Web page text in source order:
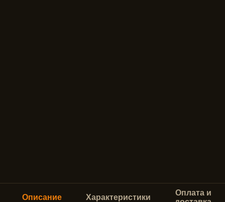
Описание Характеристики
Оплата и